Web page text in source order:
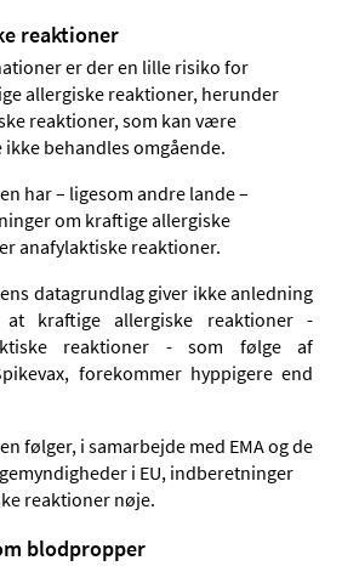
reaktioner
er der en lille risiko for
allergiske reaktioner, herunder
reaktioner, som kan være
behandles omgående.
har – ligesom andre lande –
om kraftige allergiske
anafylaktiske reaktioner.
datagrundlag giver ikke anledning
kraftige allergiske reaktioner -
reaktioner - som følge af
, forekommer hyppigere end
følger, i samarbejde med EMA og de
i EU, indberetninger
reaktioner nøje.
blodpropper